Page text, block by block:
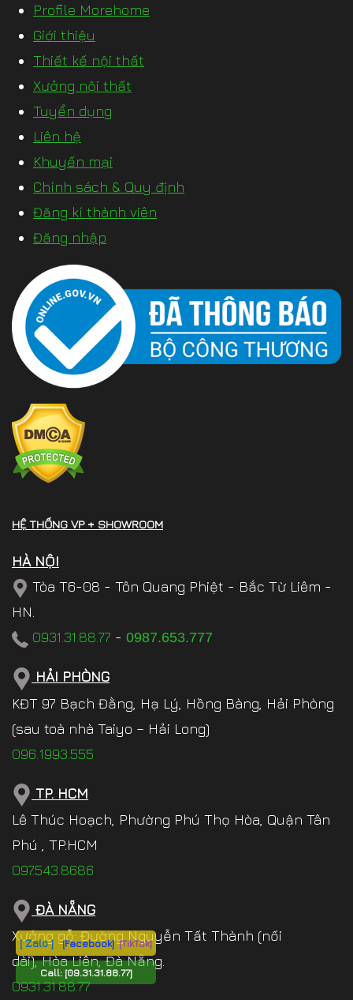
[ Zalo ] [Facebook] [TikTok]
Call: [09.31.31.88.77]
Profile Morehome
Giới thiệu
Thiết kế nội thất
Xưởng nội thất
Tuyển dụng
Liên hệ
Khuyến mại
Chính sách & Quy định
Đăng kí thành viên
Đăng nhập
HỆ THỐNG VP + SHOWROOM
HÀ NỘI
Tòa T6-08 - Tôn Quang Phiệt - Bắc Từ Liêm -
HN.
0931.31.88.77 - 0987.653.777
HẢI PHÒNG
KĐT 97 Bạch Đằng, Hạ Lý, Hồng Bàng, Hải Phòng
(sau toà nhà Taiyo – Hải Long)
096.1993.555
TP. HCM
Lê Thúc Hoạch, Phường Phú Thọ Hòa, Quận Tân
Phú , TP.HCM
097.543.8686
ĐÀ NẴNG
Xưởng gỗ: Đường Nguyễn Tất Thành (nối
dài), Hòa Liên, Đà Nẵng.
0931.31.88.77